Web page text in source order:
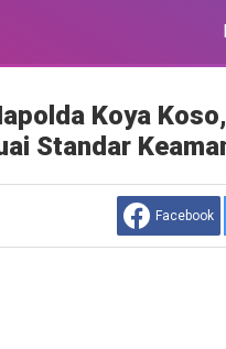
Koya
Standar
Facebook